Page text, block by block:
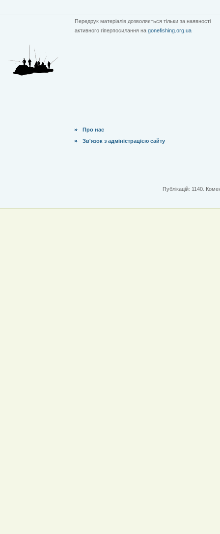
Передрук матеріалів дозволяється тільки за наявності
активного гіперпосилання на gonefishing.org.ua
Про нас
Зв'язок з адміністрацією сайту
Публікацій: 1140.